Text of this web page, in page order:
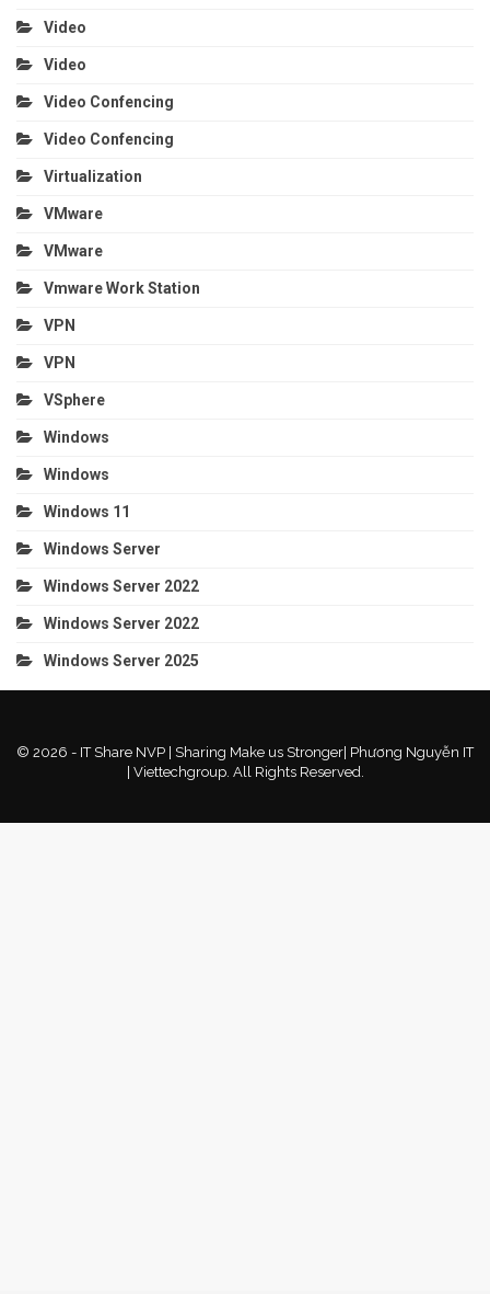
Video
Video
Video Confencing
Video Confencing
Virtualization
VMware
VMware
Vmware Work Station
VPN
VPN
VSphere
Windows
Windows
Windows 11
Windows Server
Windows Server 2022
Windows Server 2022
Windows Server 2025
© 2026 - IT Share NVP | Sharing Make us Stronger| Phương Nguyễn IT
| Viettechgroup. All Rights Reserved.